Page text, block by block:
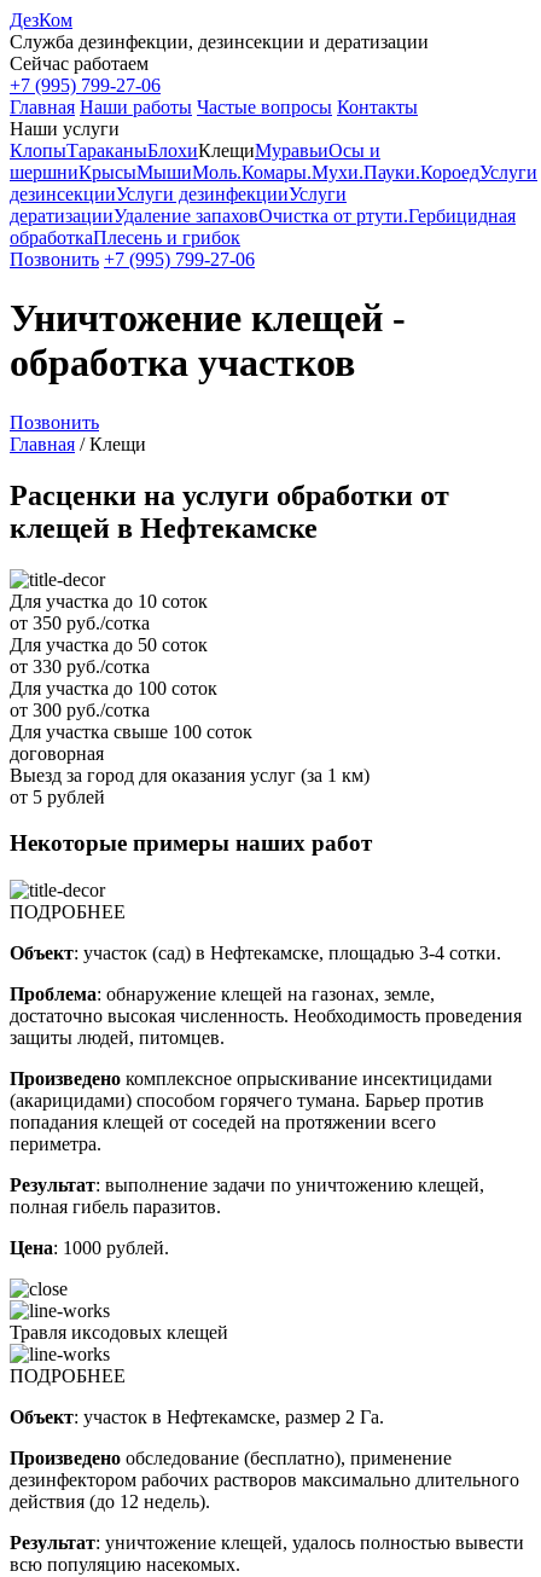
ДезКом
Служба дезинфекции, дезинсекции и дератизации
Сейчас работаем
+7 (995) 799-27-06
Главная Наши работы Частые вопросы Контакты
Наши услуги
КлопыТараканыБлохиКлещиМуравьиОсы и
шершниКрысыМышиМоль.Комары.Мухи.Пауки.КороедУслуги
дезинсекцииУслуги дезинфекцииУслуги
дератизацииУдаление запаховОчистка от ртути.Гербицидная
обработкаПлесень и грибок
Позвонить +7 (995) 799-27-06
Уничтожение клещей -
обработка участков
Позвонить
Главная /Клещи
Расценки на услуги обработки от
клещей в Нефтекамске
Для участка до 10 соток
от 350 руб./сотка
Для участка до 50 соток
от 330 руб./сотка
Для участка до 100 соток
от 300 руб./сотка
Для участка свыше 100 соток
договорная
Выезд за город для оказания услуг (за 1 км)
от 5 рублей
Некоторые примеры наших работ
ПОДРОБНЕЕ
Объект: участок (сад) в Нефтекамске, площадью 3-4 сотки.
Проблема: обнаружение клещей на газонах, земле,
достаточно высокая численность. Необходимость проведения
защиты людей, питомцев.
Произведено комплексное опрыскивание инсектицидами
(акарицидами) способом горячего тумана. Барьер против
попадания клещей от соседей на протяжении всего
периметра.
Результат: выполнение задачи по уничтожению клещей,
полная гибель паразитов.
Цена: 1000 рублей.
Травля иксодовых клещей
ПОДРОБНЕЕ
Объект: участок в Нефтекамске, размер 2 Га.
Произведено обследование (бесплатно), применение
дезинфектором рабочих растворов максимально длительного
действия (до 12 недель).
Результат: уничтожение клещей, удалось полностью вывести
всю популяцию насекомых.